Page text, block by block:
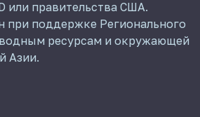
или правительства США.
при поддержке Регионального
водным ресурсам и окружающей
Азии.